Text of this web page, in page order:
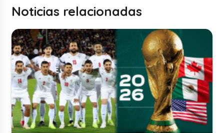
Noticias relacionadas